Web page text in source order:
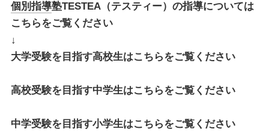
個別指導塾TESTEA（テスティー）の指導については
こちらをご覧ください
↓
大学受験を目指す高校生はこちらをご覧ください
高校受験を目指す中学生はこちらをご覧ください
中学受験を目指す小学生はこちらをご覧ください